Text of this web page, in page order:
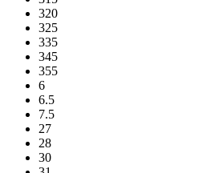
320
325
335
345
355
6
6.5
7.5
27
28
30